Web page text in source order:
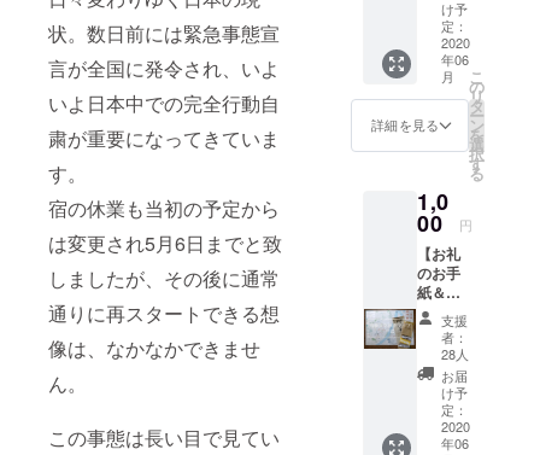
状。数日前には緊急事態宣
言が全国に発令され、いよ
いよ日本中での完全行動自
粛が重要になってきていま
す。
宿の休業も当初の予定から
は変更され5月6日までと致
しましたが、その後に通常
通りに再スタートできる想
像は、なかなかできませ
ん。
この事態は長い目で見てい
のメー
ルを送
らせて
頂き感
謝申し
上げま
す。 こ
の事態
した暁
には、
是非
ゆっく
りと新
潟・沼
垂に遊
びにい
らして
頂きた
いと思
いま
す。 ス
タッフ
け予
定：
2020
年06
月
詳細を見る
こ
の
リ
タ
ー
ン
を
選
択
す
る
1,0
00 円
【お礼
のお手
紙＆沼
垂案内
のパン
フレッ
ト】 ご
支援下
さった
皆さま
へ、お
支援
者：
28人
お届
け予
定：
2020
年06